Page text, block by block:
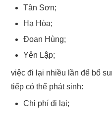
Tân Sơn;
Hạ Hòa;
Đoan Hùng;
Yên Lập;
việc đi lại nhiều lần để bổ
tiếp có thể phát sinh:
Chi phí đi lại;